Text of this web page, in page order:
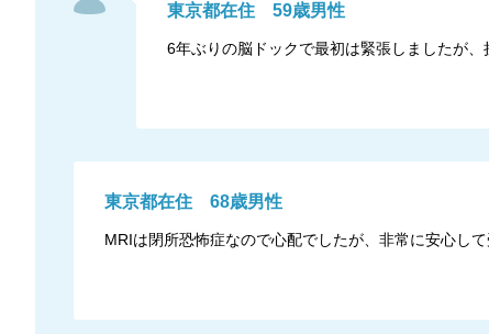
東京都在住 59歳男性
6年ぶりの脳ドックで最初は緊張しましたが
東京都在住 68歳男性
MRIは閉所恐怖症なので心配でしたが、非常に安心して